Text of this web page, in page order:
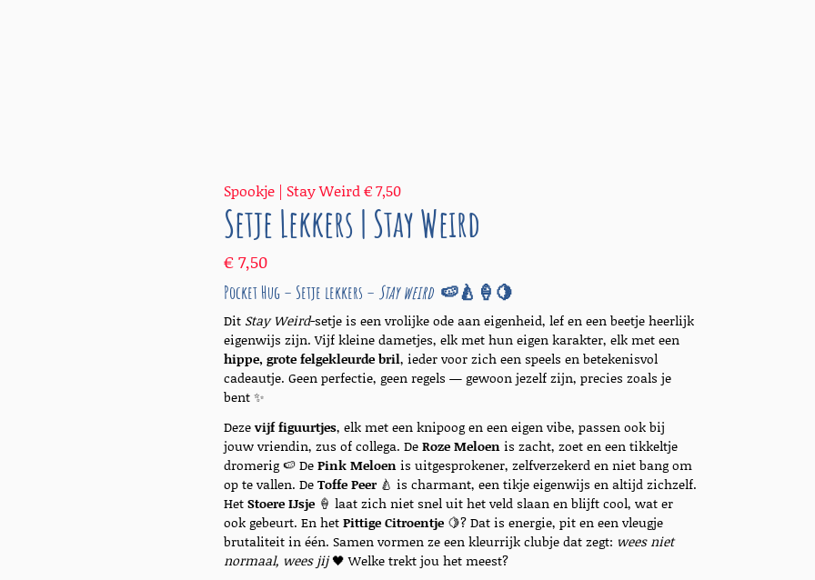
Spookje | Stay Weird€7,50
Setje Lekkers | Stay Weird
€7,50
Pocket Hug – Setje lekkers – Stay weird 🍉🍐🍦🍋
Dit Stay Weird-setje is een vrolijke ode aan eigenheid, lef en een beetje heerlijk
eigenwijs zijn. Vijf kleine dametjes, elk met hun eigen karakter, elk met een
hippe, grote felgekleurde bril, ieder voor zich een speels en betekenisvol
cadeautje. Geen perfectie, geen regels — gewoon jezelf zijn, precies zoals je
bent ✨
Dezevijf figuurtjes, elk met een knipoog en een eigen vibe, passen ook bij
jouw vriendin, zus of collega. DeRoze Meloenis zacht, zoet en een tikkeltje
dromerig 🍉 DePink Meloenis uitgesprokener, zelfverzekerd en niet bang om
op te vallen. DeToffe Peer🍐 is charmant, een tikje eigenwijs en altijd zichzelf.
HetStoere IJsje🍦 laat zich niet snel uit het veld slaan en blijft cool, wat er
ook gebeurt. En hetPittige Citroentje🍋? Dat is energie, pit en een vleugje
brutaliteit in één. Samen vormen ze een kleurrijk clubje dat zegt: wees niet
normaal, wees jij🖤 Welke trekt jou het meest?